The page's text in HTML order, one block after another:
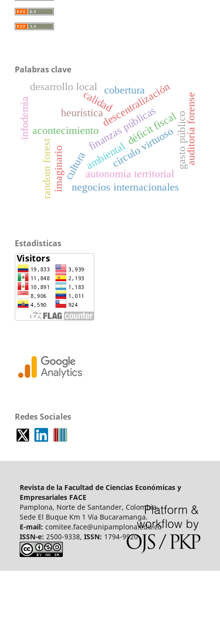
Palabras clave
cultura
imaginario
acontecimiento
heurística
ambiental
descentralización
autonomía territorial
déficit fiscalgasto público
finanzas públicas
calidadcobertura
desarrollo local
random forest
auditoría forense
infodemia
círculo virtuoso
negocios internacionales
Estadisticas
Redes Sociales
Revista de la Facultad de Ciencias Económicas y
Empresariales FACE
Pamplona, Norte de Santander, Colombia.
Sede El Buque Km 1 Vía Bucaramanga.
E-mail: comitee.face@unipamplona.edu.co
ISSN-e: 2500-9338, ISSN: 1794-9920